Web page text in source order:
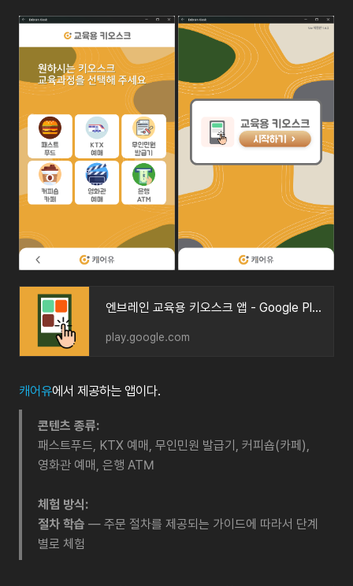
엔브레인 교육용 키오스크 앱 - Google Play 앱
play.google.com
캐어유에서 제공하는 앱이다.
콘텐츠 종류:
패스트푸드, KTX 예매, 무인민원 발급기, 커피숍(카페),
영화관 예매, 은행 ATM
체험 방식:
절차 학습 — 주문 절차를 제공되는 가이드에 따라서 단계
별로 체험